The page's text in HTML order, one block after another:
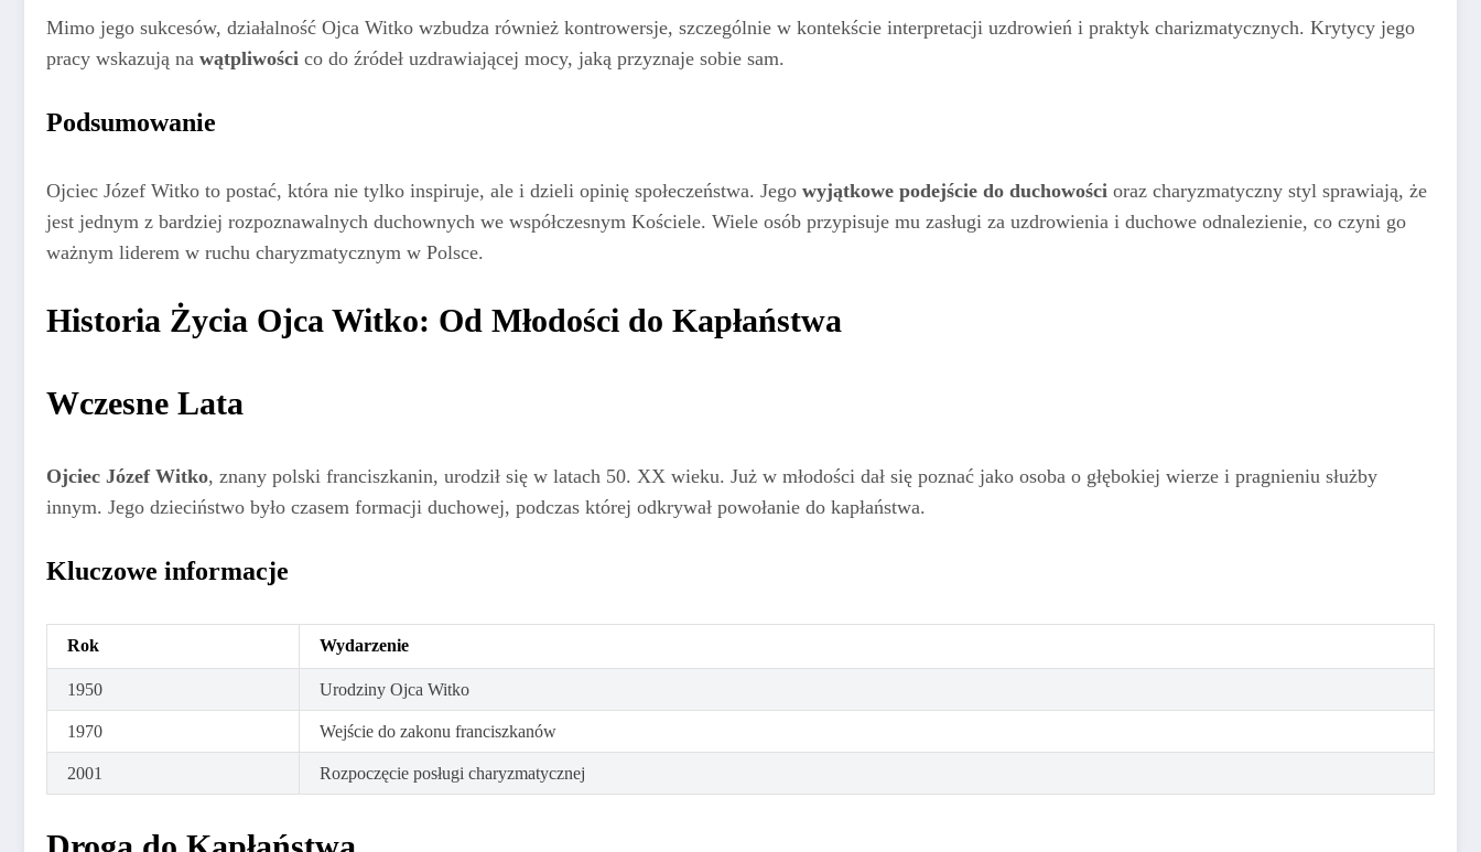
Mimo jego sukcesów, działalność Ojca Witko wzbudza również kontrowersje, szczególnie w kontekście interpretacji uzdrowień i praktyk charizmatycznych. Krytycy jego
pracy wskazują na wątpliwości co do źródeł uzdrawiającej mocy, jaką przyznaje sobie sam.
Podsumowanie
Ojciec Józef Witko to postać, która nie tylko inspiruje, ale i dzieli opinię społeczeństwa. Jego wyjątkowe podejście do duchowości oraz charyzmatyczny styl sprawiają, że
jest jednym z bardziej rozpoznawalnych duchownych we współczesnym Kościele. Wiele osób przypisuje mu zasługi za uzdrowienia i duchowe odnalezienie, co czyni go
ważnym liderem w ruchu charyzmatycznym w Polsce.
Historia Życia Ojca Witko: Od Młodości do Kapłaństwa
Wczesne Lata
Ojciec Józef Witko, znany polski franciszkanin, urodził się w latach 50. XX wieku. Już w młodości dał się poznać jako osoba o głębokiej wierze i pragnieniu służby
innym. Jego dzieciństwo było czasem formacji duchowej, podczas której odkrywał powołanie do kapłaństwa.
Kluczowe informacje
Rok Wydarzenie
1950 Urodziny Ojca Witko
1970 Wejście do zakonu franciszkanów
2001 Rozpoczęcie posługi charyzmatycznej